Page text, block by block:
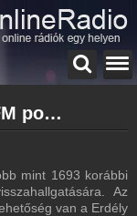
Erdély FM archívum - Erdély FM podcasts - Erdély FM visszahallgatás
mint 1693 korábbi
Az
van a Erdély